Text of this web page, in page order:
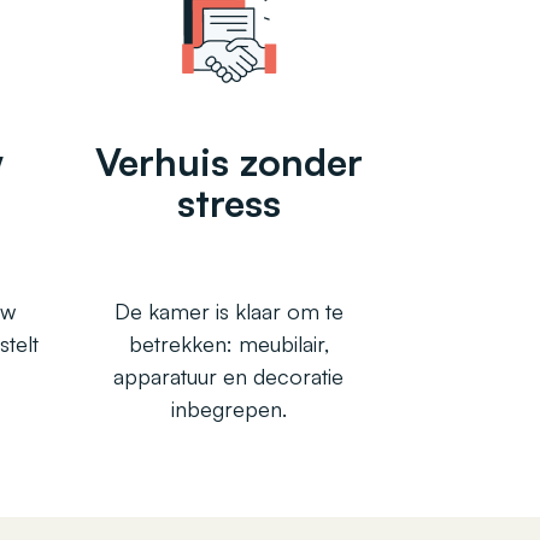
Verhuis zonder
stress
De kamer is klaar om te
betrekken: meubilair,
apparatuur en decoratie
inbegrepen.